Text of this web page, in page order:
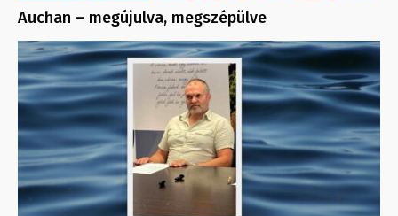
Auchan – megújulva, megszépülve